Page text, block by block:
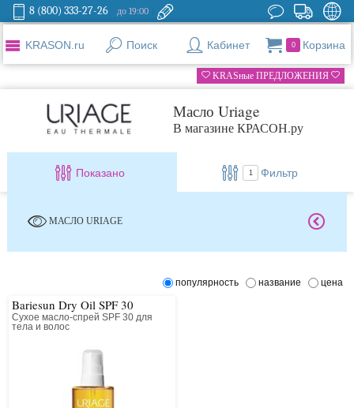
8 (800) 333-27-26 до 19:00
KRASON.ru Поиск Кабинет 0 Корзина
KRASные ПРЕДЛОЖЕНИЯ
Масло Uriage
В магазине КРАСОН.ру
Показано 1 Фильтр
МАСЛО URIAGE
популярность название цена
Bariesun Dry Oil SPF 30
Сухое масло-спрей SPF 30 для
тела и волос